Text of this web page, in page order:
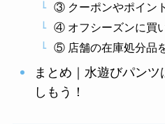
③ クーポンやポイン
④ オフシーズンに買
⑤ 店舗の在庫処分品
まとめ｜水遊びパン
しもう！